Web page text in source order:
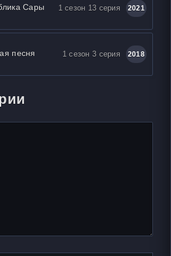
Сары 1 сезон 13 серия 2021
песня 1 сезон 3 серия 2018